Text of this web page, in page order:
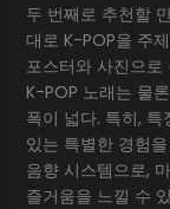
두 번째로 추천할
대로 K-POP을 주
포스터와 사진으로
K-POP 노래는 물
폭이 넓다. 특히,
있는 특별한 경험
음향 시스템으로,
즐거움을 느낄 수